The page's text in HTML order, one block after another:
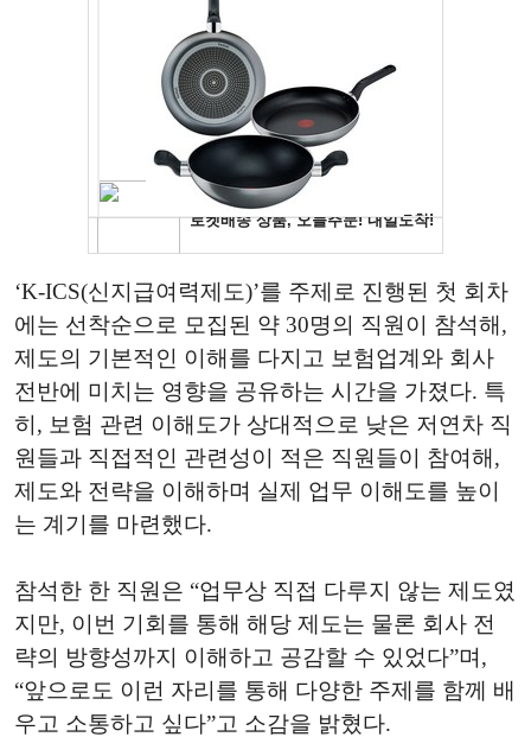
‘K-ICS(신지급여력제도)’를 주제로 진행된 첫 회차
에는 선착순으로 모집된 약 30명의 직원이 참석해,
제도의 기본적인 이해를 다지고 보험업계와 회사
전반에 미치는 영향을 공유하는 시간을 가졌다. 특
히, 보험 관련 이해도가 상대적으로 낮은 저연차 직
원들과 직접적인 관련성이 적은 직원들이 참여해,
제도와 전략을 이해하며 실제 업무 이해도를 높이
는 계기를 마련했다.
참석한 한 직원은 “업무상 직접 다루지 않는 제도였
지만, 이번 기회를 통해 해당 제도는 물론 회사 전
략의 방향성까지 이해하고 공감할 수 있었다”며,
“앞으로도 이런 자리를 통해 다양한 주제를 함께 배
우고 소통하고 싶다”고 소감을 밝혔다.